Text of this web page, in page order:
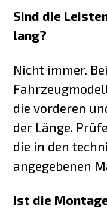
Sind die
lang?
Nicht immer.
die vorderen
der Länge.
die in den
angegebenen
Ist die